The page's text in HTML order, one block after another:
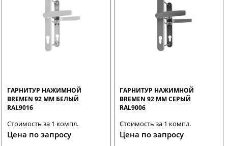
ГАРНИТУР НАЖИМНОЙ
BREMEN 92 ММ БЕЛЫЙ
RAL9016
Стоимость за 1 компл.
Цена по запросу
ГАРНИТУР НАЖИМНОЙ
BREMEN 92 ММ СЕРЫЙ
RAL9006
Стоимость за 1 компл.
Цена по запросу